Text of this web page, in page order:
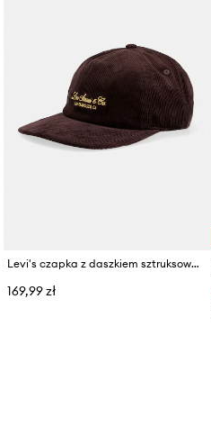
Levi's czapka z daszkiem sztruksowa LAKESHORE
169,99 zł